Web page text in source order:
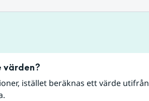
värden?
istället beräknas ett värde utifrån